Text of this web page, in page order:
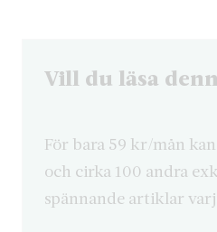
Vill du läsa
För bara 59 kr/mån
och cirka 100 andra
spännande artiklar